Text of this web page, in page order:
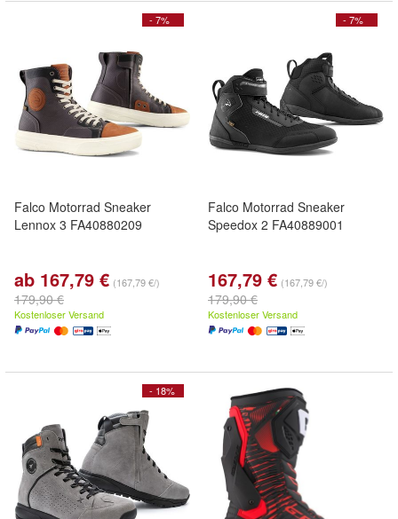
- 7%
Falco Motorrad Sneaker
Lennox 3 FA40880209
ab 167,79 € (167,79 €/)
179,90 €
Kostenloser Versand
- 7%
Falco Motorrad Sneaker
Speedox 2 FA40889001
167,79 € (167,79 €/)
179,90 €
Kostenloser Versand
- 18%